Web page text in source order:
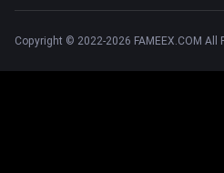
Copyright © 2022-2026 FAMEEX.COM All